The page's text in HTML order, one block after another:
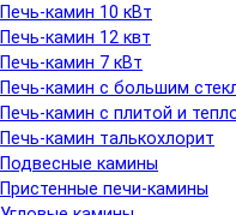
Печь-камин 10 кВт
Печь-камин 12 квт
Печь-камин 7 кВт
Печь-камин с большим
Печь-камин с плитой и
Печь-камин талькохлорит
Подвесные камины
Пристенные печи-камины